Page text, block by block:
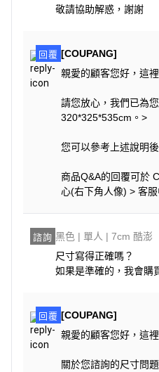
敬請協助解惑，謝謝
回覆 [COUPANG]
親愛的顧客您好，這
請您放心，我們已為
320*325*535cm。>
您可以參考上述說明
商品Q&A的回覆可於
心(右下角人像) > 客
諮詢 黑色 | 單人 | 7cm 酷澎
尺寸寫得正確嗎？
如果是準確的，我會購
回覆 [COUPANG]
親愛的顧客您好，這
關於您諮詢的尺寸問